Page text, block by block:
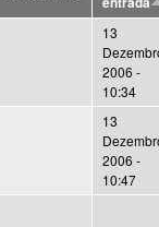
13
2006 -
10:34
13
2006 -
10:47